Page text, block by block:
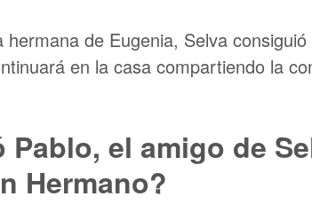
hermana de Eugenia, Selva
en la casa compartiendo la
Pablo, el amigo de
Hermano?